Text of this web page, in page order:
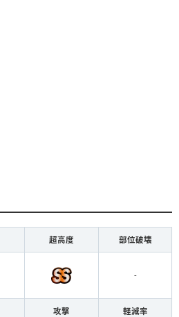
超高度 部位破壊
-
攻撃 軽減率